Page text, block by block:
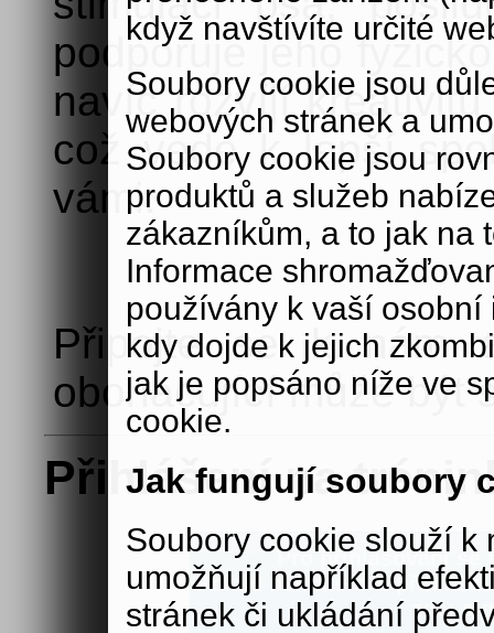
když navštívíte určité
Soubory cookie jsou
webových stránek a
Soubory cookie jsou
produktů a služeb
zákazníkům, a to jak na
Informace
používány k vaší
kdy dojde k jejich
jak je popsáno níže ve
cookie.
Jak fungují soubory
Soubory cookie slouží k
umožňují například
stránek či ukládání
podporuje jeho
navíc rozvíjí
což vede k lepší
vámi.
Připojte se k nám
obohacující může být
Přihlášení na
Pro přihlašování se
Pokud nemáte své
zde: